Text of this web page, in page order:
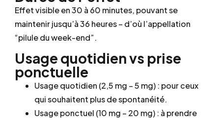
Effet visible en 30 à 60 minutes, pouvant se
maintenir jusqu’à 36 heures – d’où l’appellation
“pilule du week-end”.
Usage quotidien vs prise
ponctuelle
Usage quotidien (2,5 mg – 5 mg) : pour ceux
qui souhaitent plus de spontanéité.
Usage ponctuel (10 mg – 20 mg) : à prendre